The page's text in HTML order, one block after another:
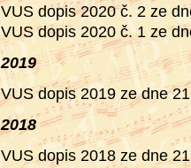
VUS dopis 2020 č. 2 ze
VUS dopis 2020 č. 1 ze
2019
VUS dopis 2019 ze dne
2018
VUS dopis 2018 ze dne